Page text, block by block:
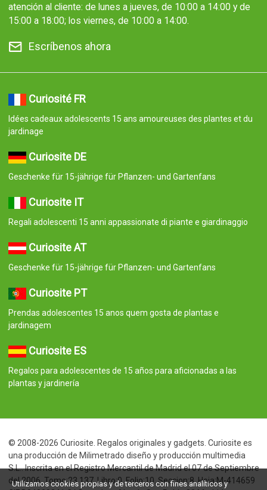
atención al cliente: de lunes a jueves, de 10:00 a 14:00 y de
15:00 a 18:00; los viernes, de 10:00 a 14:00.
Escríbenos ahora
Curiosité FR
Idées cadeaux adolescents 15 ans amoureuses des plantes et du
jardinage
Curiosite DE
Geschenke für 15-jährige für Pflanzen- und Gartenfans
Curiosite IT
Regali adolescenti 15 anni appassionate di piante e giardinaggio
Curiosite AT
Geschenke für 15-jährige für Pflanzen- und Gartenfans
Curiosite PT
Prendas adolescentes 15 anos quem gosta de plantas e
jardinagem
Curiosite ES
Regalos para adolescentes de 15 años para aficionadas a las
plantas y jardinería
© 2008-2026 Curiosite. Regalos originales y gadgets. Curiosite es
una producción de Milimetrado diseño y producción multimedia
S.L.. Inscrita en el Registro Mercantil de Madrid el 07 de Septiembre
del 2006. Tomo:23.137. Libro:0. Folio:10. Seccion:8. Hoja:M-414659
Utilizamos cookies propias y de terceros con fines analíticos y